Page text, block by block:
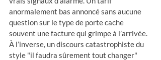
anormalement bas annoncé sans aucune
question sur le type de porte cache
souvent une facture qui grimpe à l’arrivée.
À l’inverse, un discours catastrophiste du
style "il faudra sûrement tout changer"